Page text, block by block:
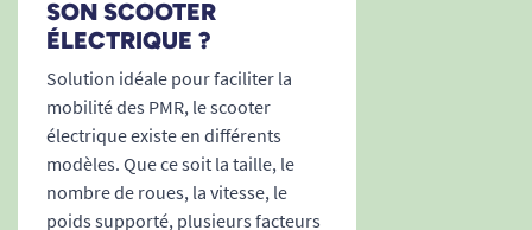
grâce à un indicateur clair (zones verte, jaune,
rouge). Plus besoin de craindre la panne, vous
gardez le contrôle sur vos déplacements.
Temps de pliage/dépliage : moins de 5
secondes, sans outil ni démontage
complexe.
Affichage clair de l’autonomie et
SON SCOOTER
ÉLECTRIQUE ?
Solution idéale pour faciliter la
mobilité des PMR, le scooter
électrique existe en différents
modèles. Que ce soit la taille, le
nombre de roues, la vitesse, le
poids supporté, plusieurs facteurs